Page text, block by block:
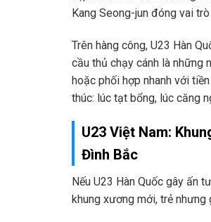
Kang Seong-jun đóng vai
Trên hàng công, U23 Hàn
cầu thủ chạy cánh là
hoặc phối hợp nhanh với
thúc: lúc tạt bổng, lúc căng
U23 Việt Nam:
Đình Bắc
Nếu U23 Hàn Quốc gây ấn
khung xương mới, trẻ nhưng